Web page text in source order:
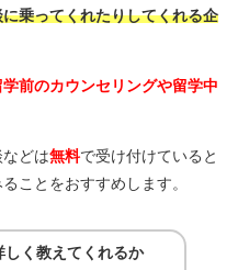
乗ってくれたりしてくれる企
学前のカウンセリングや留学中
どは無料で受け付けていると
ことをおすすめします。
しく教えてくれるか